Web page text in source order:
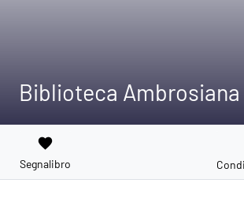
Biblioteca Ambrosiana
favorite
Segnalibro